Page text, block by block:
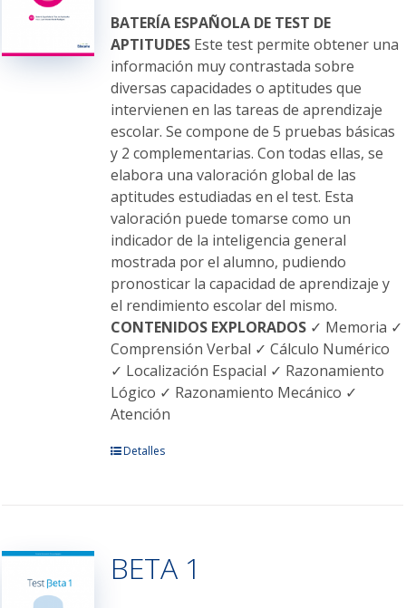
elegir
en
la
página
de
producto
BATERÍA ESPAÑOLA DE TEST DE
APTITUDESEste test permite obtener una
información muy contrastada sobre
diversas capacidades o aptitudes que
intervienen en las tareas de aprendizaje
escolar. Se compone de 5 pruebas básicas
y 2 complementarias. Con todas ellas, se
elabora una valoración global de las
aptitudes estudiadas en el test. Esta
valoración puede tomarse como un
indicador de la inteligencia general
mostrada por el alumno, pudiendo
pronosticar la capacidad de aprendizaje y
el rendimiento escolar del mismo.
CONTENIDOS EXPLORADOS✓ Memoria ✓
Comprensión Verbal ✓ Cálculo Numérico
✓ Localización Espacial ✓ Razonamiento
Lógico ✓ Razonamiento Mecánico ✓
Atención
Este
Las
opciones
Detalles
BETA 1